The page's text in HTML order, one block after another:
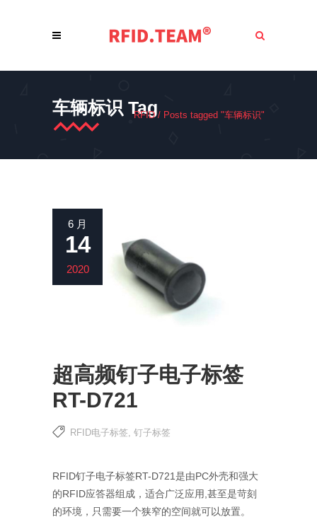
车辆标识 Tag
RFID/ Posts tagged "车辆标识"
6 月
14
2020
超高频钉子电子标签
RT-D721
RFID电子标签 钉子标签
RFID钉子电子标签RT-D721是由PC外壳和强大
的RFID应答器组成，适合广泛应用,甚至是苛刻
的环境，只需要一个狭窄的空间就可以放置。